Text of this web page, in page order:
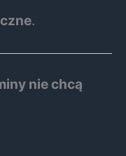
.
nie chcą